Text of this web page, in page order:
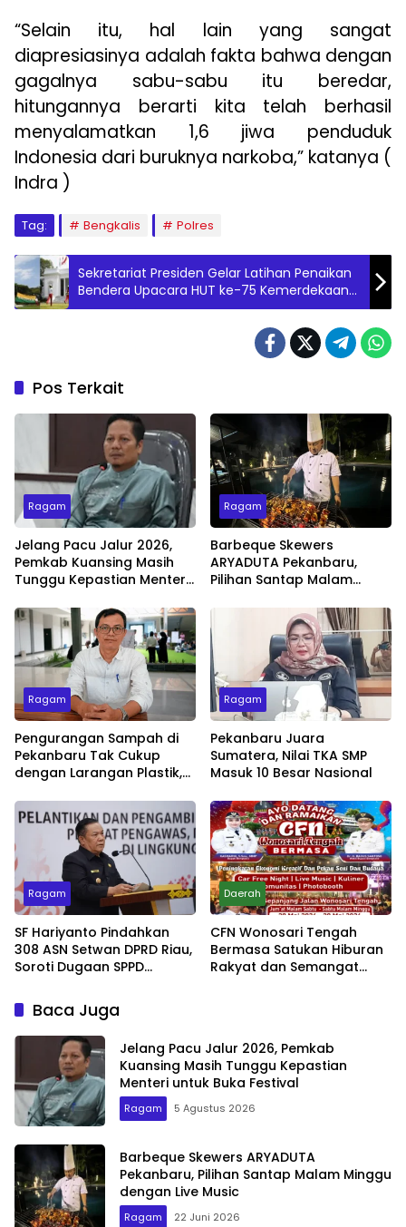
“Selain itu, hal lain yang sangat
diapresiasinya adalah fakta bahwa dengan
gagalnya sabu-sabu itu beredar,
hitungannya berarti kita telah berhasil
menyalamatkan 1,6 jiwa penduduk
Indonesia dari buruknya narkoba,” katanya (
Indra )
Tag: Bengkalis Polres
Sekretariat Presiden Gelar Latihan Penaikan
Bendera Upacara HUT ke-75 Kemerdekaan
RI
Pos Terkait
Ragam
Jelang Pacu Jalur 2026,
Pemkab Kuansing Masih
Tunggu Kepastian Menteri
Ragam
Barbeque Skewers
ARYADUTA Pekanbaru,
Pilihan Santap Malam
Ragam
Pengurangan Sampah di
Pekanbaru Tak Cukup
dengan Larangan Plastik,
Jadi Penentu
Ragam
Pekanbaru Juara
Sumatera, Nilai TKA SMP
Masuk 10 Besar Nasional
Ragam
SF Hariyanto Pindahkan
308 ASN Setwan DPRD Riau,
Soroti Dugaan SPPD
Daerah
CFN Wonosari Tengah
Bermasa Satukan Hiburan
Rakyat dan Semangat
Baca Juga
Jelang Pacu Jalur 2026, Pemkab
Kuansing Masih Tunggu Kepastian
Menteri untuk Buka Festival
Ragam 5 Agustus 2026
Barbeque Skewers ARYADUTA
Pekanbaru, Pilihan Santap Malam Minggu
dengan Live Music
Ragam 22 Juni 2026